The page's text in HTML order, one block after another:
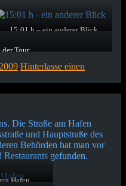
15:01 h – ein anderer Blick
der Wasserfälle ist nicht minder
der Tour
Hinterlasse einen
Die Straße am Hafen
und Hauptstraße des
Behörden hat man vor
gefunden.
Hafen